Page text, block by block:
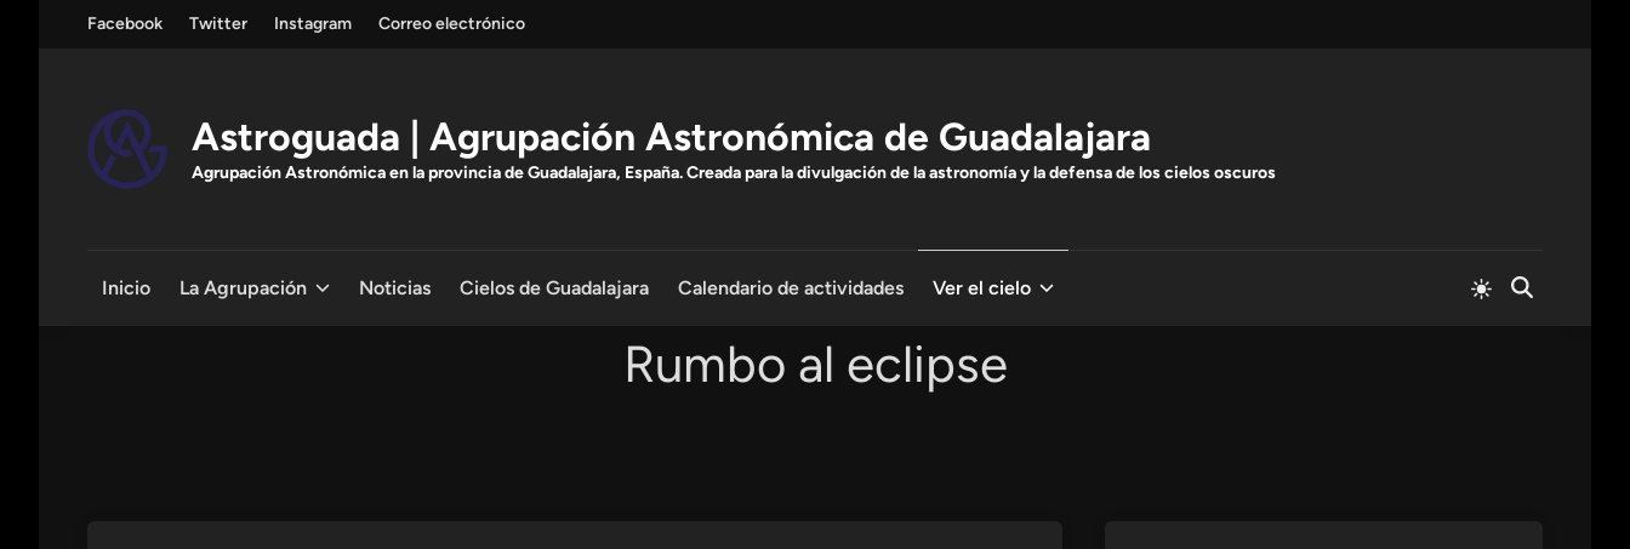
Facebook Twitter Instagram Correo electrónico
Astroguada | Agrupación Astronómica de Guadalajara
Agrupación Astronómica en la provincia de Guadalajara, España. Creada para la divulgación de la astronomía y la defensa de los cielos oscuros
Inicio La Agrupación Noticias Cielos de Guadalajara Calendario de actividades Ver el cielo
Cambiar
a
Abrir
Rumbo al eclipse